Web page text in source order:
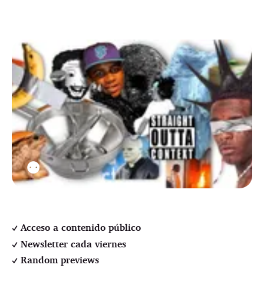
⚉
Acceso a contenido público
Newsletter cada viernes
Random previews